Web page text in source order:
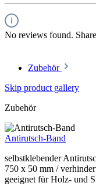
No reviews found.
Zubehör
Skip product gallery
Zubehör
Antirutsch-Band
selbstklebender
750 x 50 mm /
geeignet für Holz- und